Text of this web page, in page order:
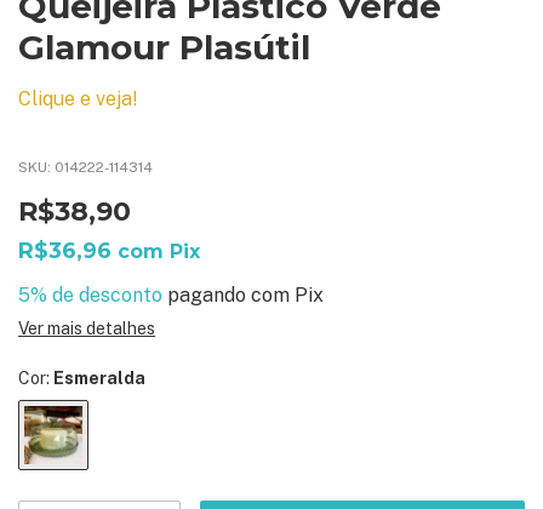
Glamour Plasútil
Clique e veja!
SKU: 014222-114314
R$38,90
R$36,96 com Pix
5% de desconto pagando com Pix
Ver mais detalhes
Cor: Esmeralda